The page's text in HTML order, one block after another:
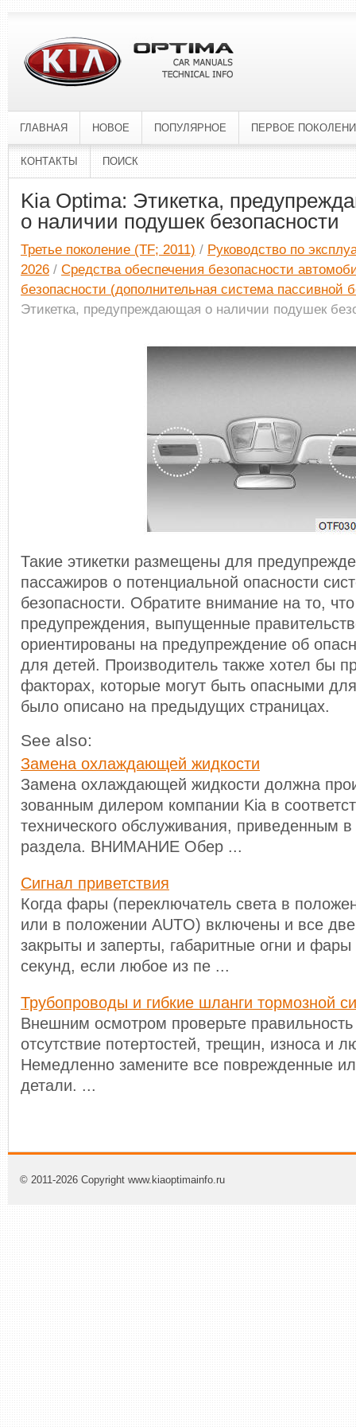
ГЛАВНАЯ НОВОЕ ПОПУЛЯРНОЕ ПЕРВОЕ
КОНТАКТЫ ПОИСК
Kia Optima: Этикетка,
о наличии подушек безопасности
Третье поколение (TF; 2011) / Руководство по
2026 / Средства обеспечения безопасности
безопасности (дополнительная система пассивной
Этикетка, предупреждающая о наличии подушек
Такие этикетки размещены для
пассажиров о потенциальной опасности
безопасности. Обратите внимание на то,
предупреждения, выпущенные
ориентированы на предупреждение об
для детей. Производитель также хотел бы
факторах, которые могут быть опасными
было описано на предыдущих страницах.
See also:
Замена охлаждающей жидкости
Замена охлаждающей жидкости должна
зованным дилером компании Kia в
технического обслуживания, приведенным
раздела. ВНИМАНИЕ Обер ...
Сигнал приветствия
Когда фары (переключатель света в
или в положении AUTO) включены и все
закрыты и заперты, габаритные огни и
секунд, если любое из пе ...
Трубопроводы и гибкие шланги тормозной
Внешним осмотром проверьте правильность
отсутствие потертостей, трещин, износа и
Немедленно замените все поврежденные
детали. ...
© 2011-2026 Copyright www.kiaoptimainfo.ru